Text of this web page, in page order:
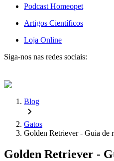
Podcast Homeopet
Artigos Científicos
Loja Online
Siga-nos nas redes sociais:
Blog
Gatos
Golden Retriever - Guia de
Golden Retriever -